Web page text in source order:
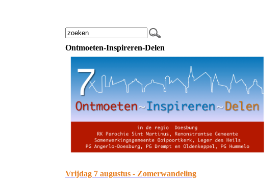
Ontmoeten-Inspireren-Delen
Vrijdag 7 augustus - Zomerwandeling